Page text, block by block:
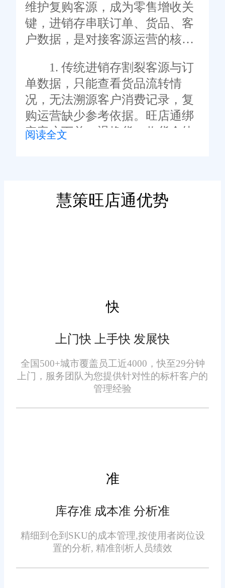
维护复购客源，成为零售增收关
键，进销存串联订单、货品、客
户数据，是对接客源运营的核心
1. 传统进销存割裂客源与订
单数据，只能查看货品流转情
况，无法溯源客户消费记录，复
购运营缺少参考依据。旺店通绑
定客户下单、退换货、收货全轨
售后纠纷，过往只能单独留存工
单，无法关联客户档案，二次下
息，杂乱台账不利于筛选高价值
客源，加大运营工作量。旺店通
规整客源台账，剔除无效访客数
据，梳理有效消费客群，简化后
台查阅步骤，降低日常客情维护
负担。
进销存客群能力，不在于营
销插件多少，而是贯通货品交易
降低获客成本。
免责声明：本网站尽可能确保发布信息的准确性与可靠性，但不能
保证其完全无误，请您在阅读本网站内容时自行判断真实性，本网
容，包括但不限于文字、图片、标识、广告、商标、域名等，除特
阅读全文
慧策旺店通优势
快
上门快 上手快 发展快
全国500+城市覆盖员工近4000，快至29分钟
上门，服务团队为您提供针对性的标杆客户的
管理经验
准
库存准 成本准 分析准
精细到仓到SKU的成本管理,按使用者岗位设
置的分析, 精准剖析人员绩效